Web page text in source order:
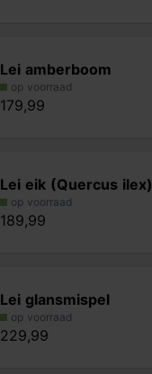
Lei amberboom
op voorraad
179,99
Lei eik (Quercus ilex)
op voorraad
189,99
Lei glansmispel
op voorraad
229,99